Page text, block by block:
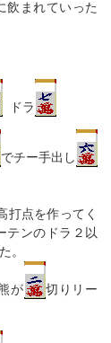
飲まれていった
ドラ
でチー手出し
打点を作ってく
テンのドラ２以
。
が
切りリー